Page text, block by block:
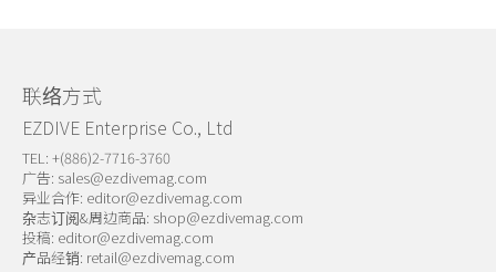
联络方式
EZDIVE Enterprise Co., Ltd
TEL: +(886)2-7716-3760
广告: sales@ezdivemag.com
异业合作: editor@ezdivemag.com
杂志订阅&周边商品: shop@ezdivemag.com
投稿: editor@ezdivemag.com
产品经销: retail@ezdivemag.com